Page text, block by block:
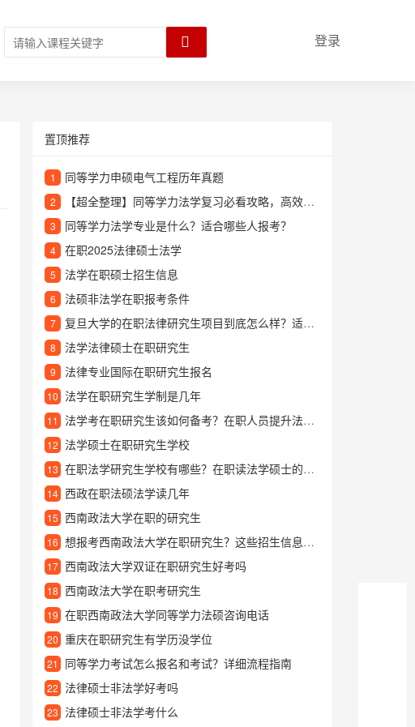
登录
置顶推荐
1 同等学力申硕电气工程历年真题
2 【超全整理】同等学力法学复习必看攻略，高效备考技巧大公开！
3 同等学力法学专业是什么？适合哪些人报考？
4 在职2025法律硕士法学
5 法学在职硕士招生信息
6 法硕非法学在职报考条件
7 复旦大学的在职法律研究生项目到底怎么样？适合哪些人报考？
8 法学法律硕士在职研究生
9 法律专业国际在职研究生报名
10 法学在职研究生学制是几年
11 法学考在职研究生该如何备考？在职人员提升法律专业学历全指南
12 法学硕士在职研究生学校
13 在职法学研究生学校有哪些？在职读法学硕士的5大推荐院校
14 西政在职法硕法学读几年
15 西南政法大学在职的研究生
16 想报考西南政法大学在职研究生？这些招生信息你得提前了解
17 西南政法大学双证在职研究生好考吗
18 西南政法大学在职考研究生
19 在职西南政法大学同等学力法硕咨询电话
20 重庆在职研究生有学历没学位
21 同等学力考试怎么报名和考试？详细流程指南
22 法律硕士非法学好考吗
23 法律硕士非法学考什么